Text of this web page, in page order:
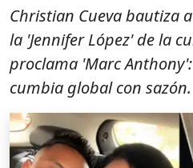
Christian Cueva bautiza
la 'Jennifer López' de la
proclama 'Marc
cumbia global con sazón.